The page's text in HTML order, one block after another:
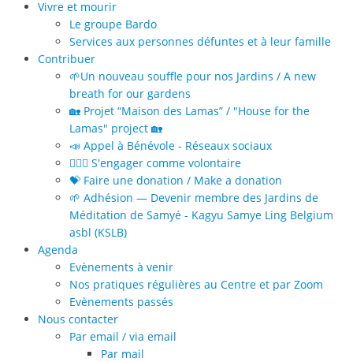
Vivre et mourir
Le groupe Bardo
Services aux personnes défuntes et à leur famille
Contribuer
🌱Un nouveau souffle pour nos Jardins / A new
breath for our gardens
🏡 Projet “Maison des Lamas” / "House for the
Lamas" project 🏡
📣 Appel à Bénévole - Réseaux sociaux
🙋🏻‍♀️ S'engager comme volontaire
💝 Faire une donation / Make a donation
🌱 Adhésion — Devenir membre des Jardins de
Méditation de Samyé - Kagyu Samye Ling Belgium
asbl (KSLB)
Agenda
Evènements à venir
Nos pratiques régulières au Centre et par Zoom
Evènements passés
Nous contacter
Par email / via email
Par mail